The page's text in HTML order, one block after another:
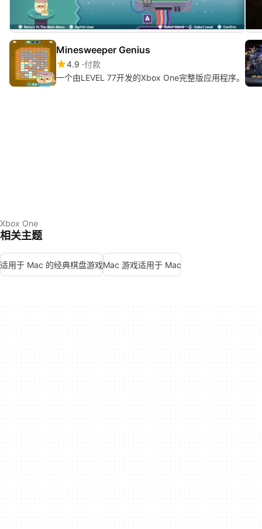
Minesweeper Genius
4.9 付款
一个由LEVEL 77开发的Xbox One完整版应用程序。
Xbox One
相关主题
适用于 Mac 的经典棋盘游戏Mac 游戏适用于 Mac